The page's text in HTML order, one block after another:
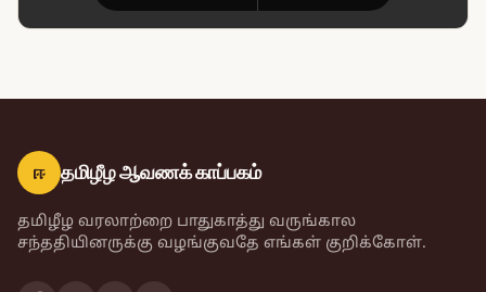
ஈ தமிழீழ ஆவணக் காப்பகம்
தமிழீழ வரலாற்றை பாதுகாத்து வருங்கால
சந்ததியினருக்கு வழங்குவதே எங்கள் குறிக்கோள்.